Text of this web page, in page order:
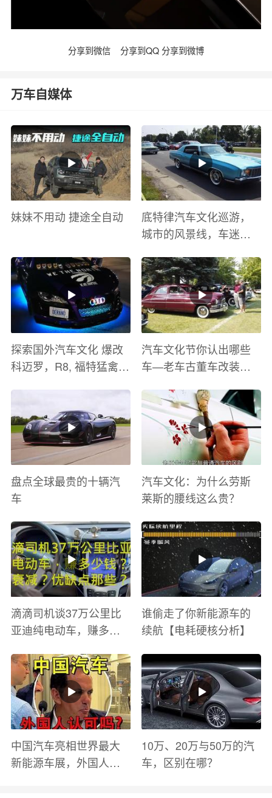
分享到微信 分享到QQ 分享到微博
万车自媒体
妹妹不用动 捷途全自动
底特律汽车文化巡游，
城市的风景线，车迷的
探索国外汽车文化 爆改
科迈罗，R8, 福特猛禽
汽车文化节你认出哪些
车—老车古董车改装车
盘点全球最贵的十辆汽
车
汽车文化：为什么劳斯
莱斯的腰线这么贵？
滴滴司机谈37万公里比
亚迪纯电动车，赚多少
有哪些？
谁偷走了你新能源车的
续航【电耗硬核分析】
中国汽车亮相世界最大
新能源车展，外国人怎
10万、20万与50万的汽
车，区别在哪？